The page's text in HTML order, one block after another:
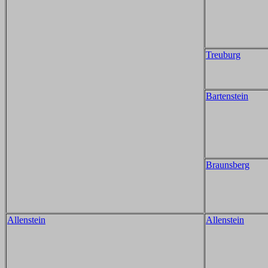
Treuburg
Bartenstein
Braunsberg
Allenstein Allenstein